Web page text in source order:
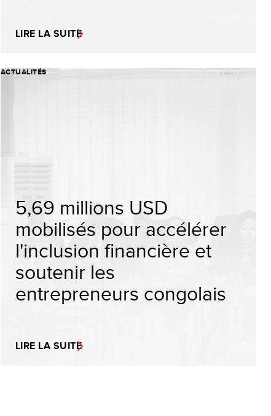
LIRE LA SUITE
ACTUALITÉS
5,69 millions USD
mobilisés pour accélérer
l'inclusion financière et
soutenir les
entrepreneurs congolais
LIRE LA SUITE